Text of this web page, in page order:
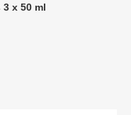
x 50 ml